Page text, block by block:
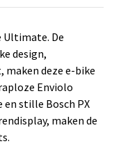
De
design,
deze e-bike
Enviolo
stille Bosch PX
maken de